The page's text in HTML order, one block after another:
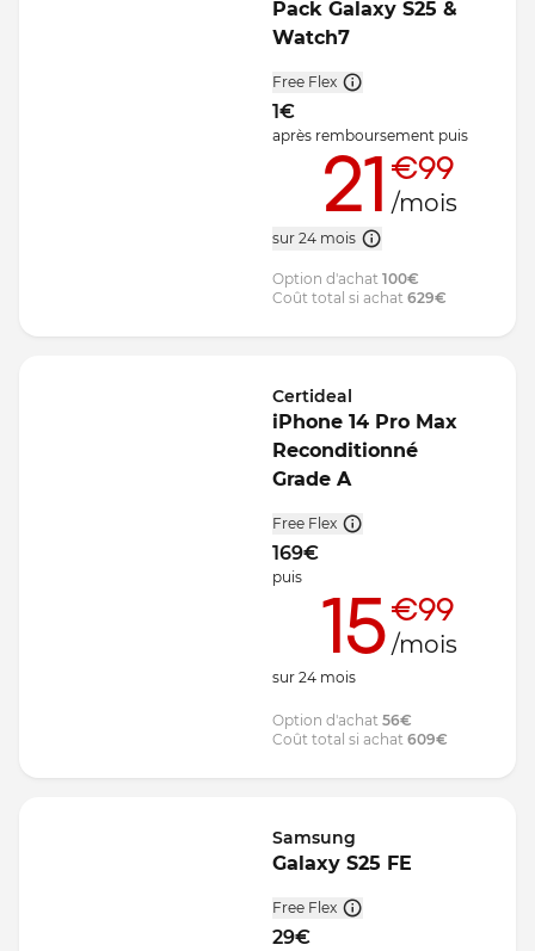
Pack Galaxy S25 &
Watch7
Free Flex
1€
après remboursement puis
21 €99
/mois
sur 24 mois
Option d'achat 100€
Coût total si achat 629€
Certideal
iPhone 14 Pro Max
Reconditionné
Grade A
Free Flex
169€
puis
15€99
/mois
sur 24 mois
Option d'achat 56€
Coût total si achat 609€
Samsung
Galaxy S25 FE
Free Flex
29€